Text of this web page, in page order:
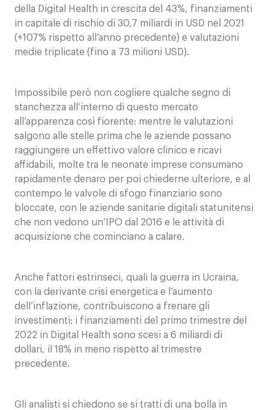
della Digital Health in crescita del 43%, finanziamenti
in capitale di rischio di 30,7 miliardi in USD nel 2021
(+107% rispetto all’anno precedente) e valutazioni
medie triplicate (fino a 73 milioni USD).
Impossibile però non cogliere qualche segno di
stanchezza all’interno di questo mercato
all’apparenza così fiorente: mentre le valutazioni
salgono alle stelle prima che le aziende possano
raggiungere un effettivo valore clinico e ricavi
affidabili, molte tra le neonate imprese consumano
rapidamente denaro per poi chiederne ulteriore, e al
contempo le valvole di sfogo finanziario sono
bloccate, con le aziende sanitarie digitali statunitensi
che non vedono un’IPO dal 2016 e le attività di
acquisizione che cominciano a calare.
Anche fattori estrinseci, quali la guerra in Ucraina,
con la derivante crisi energetica e l’aumento
dell’inflazione, contribuiscono a frenare gli
investimenti: i finanziamenti del primo trimestre del
2022 in Digital Health sono scesi a 6 miliardi di
dollari, il 18% in meno rispetto al trimestre
precedente.
Gli analisti si chiedono se si tratti di una bolla in